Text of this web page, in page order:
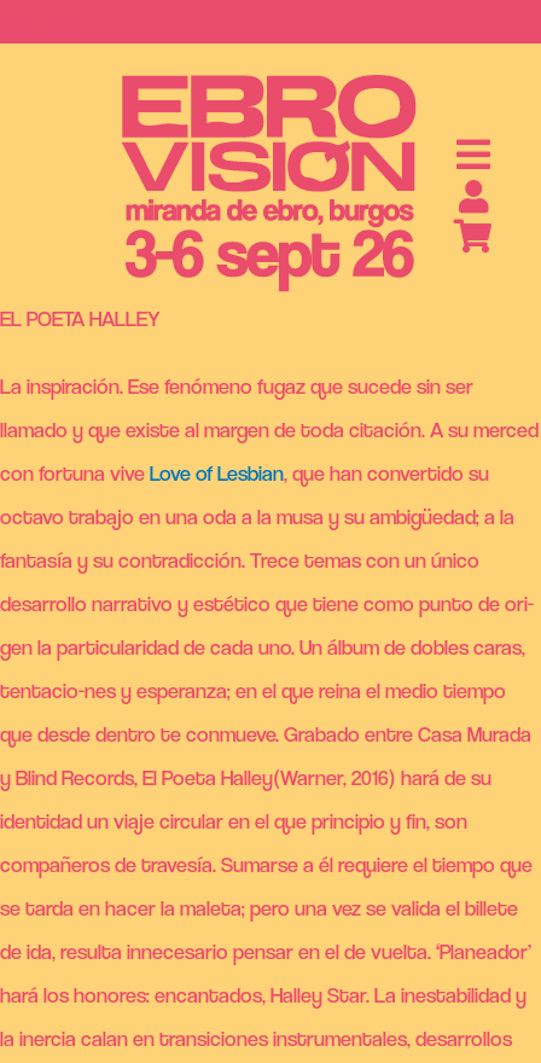
contenido
EL POETA HALLEY
La inspiración. Ese fenómeno fugaz que sucede sin ser
llamado y que existe al margen de toda citación. A su merced
con fortuna viveLove of Lesbian, que han convertido su
octavo trabajo en una oda a la musa y su ambigüedad; a la
fantasía y su contradicción. Trece temas con un único
desarrollo narrativo y estético que tiene como punto de ori-
gen la particularidad de cada uno. Un álbum de dobles caras,
tentacio-nes y esperanza; en el que reina el medio tiempo
que desde dentro te conmueve. Grabado entre Casa Murada
y Blind Records, El Poeta Halley(Warner, 2016) hará de su
identidad un viaje circular en el que principio y fin, son
compañeros de travesía. Sumarse a él requiere el tiempo que
se tarda en hacer la maleta; pero una vez se valida el billete
de ida, resulta innecesario pensar en el de vuelta. ‘Planeador’
hará los honores: encantados, Halley Star. La inestabilidad y
la inercia calan en transiciones instrumentales, desarrollos